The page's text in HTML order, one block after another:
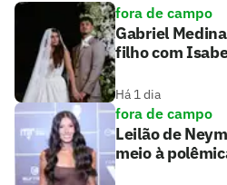
fora de campo
Gabriel
filho com
Há 1 dia
fora de campo
Leilão de
meio à